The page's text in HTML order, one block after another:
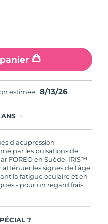
estimée: 8/13/26
vous rencontrez des
pendant les 2 ans
vous remplace ce
d'acupression
par les pulsations de
FOREO en Suède. IRIS™
les signes de l'âge
la fatigue oculaire et en
- pour un regard frais
?
Livraison estimée 8/12/26
Livraison estimée
Livraison estimée